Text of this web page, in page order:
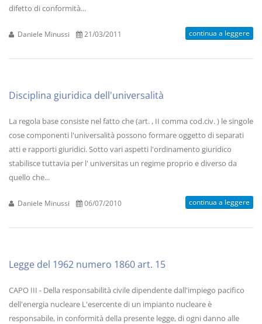
difetto di conformità...
Daniele Minussi 21/03/2011 continua a leggere
Disciplina giuridica dell'universalità
La regola base consiste nel fatto che (art. , II comma cod.civ. ) le singole
cose componenti l'universalità possono formare oggetto di separati
atti e rapporti giuridici. Sotto vari aspetti l'ordinamento giuridico
stabilisce tuttavia per l' universitas un regime proprio e diverso da
quello che...
Daniele Minussi 06/07/2010 continua a leggere
Legge del 1962 numero 1860 art. 15
CAPO III - Della responsabilità civile dipendente dall'impiego pacifico
dell'energia nucleare L'esercente di un impianto nucleare è
responsabile, in conformità della presente legge, di ogni danno alle